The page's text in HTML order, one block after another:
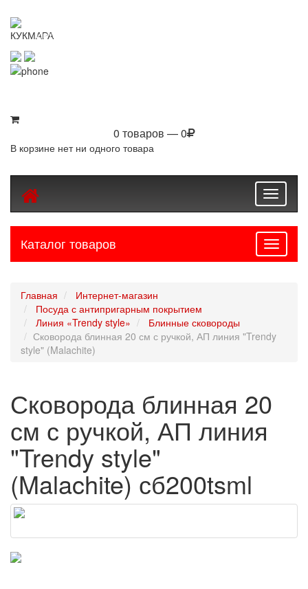
Интернет-магазин посуды Kukmara
0 товаров — 0
В корзине нет ни одного товара
Toggle
Каталог товаров
Главная
Интернет-магазин
Посуда с антипригарным покрытием
Линия «Trendy style»
Блинные сковороды
Сковорода блинная 20 см с ручкой, АП линия "Trendy
style" (Malachite)
Сковорода блинная 20
см с ручкой, АП линия
"Trendy style"
(Malachite) сб200tsml